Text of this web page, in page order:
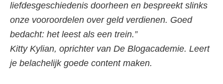
liefdesgeschiedenis doorheen en bespreekt slinks
onze vooroordelen over geld verdienen. Goed
bedacht: het leest als een trein.”
Kitty Kylian, oprichter van De Blogacademie. Leert
je belachelijk goede content maken.